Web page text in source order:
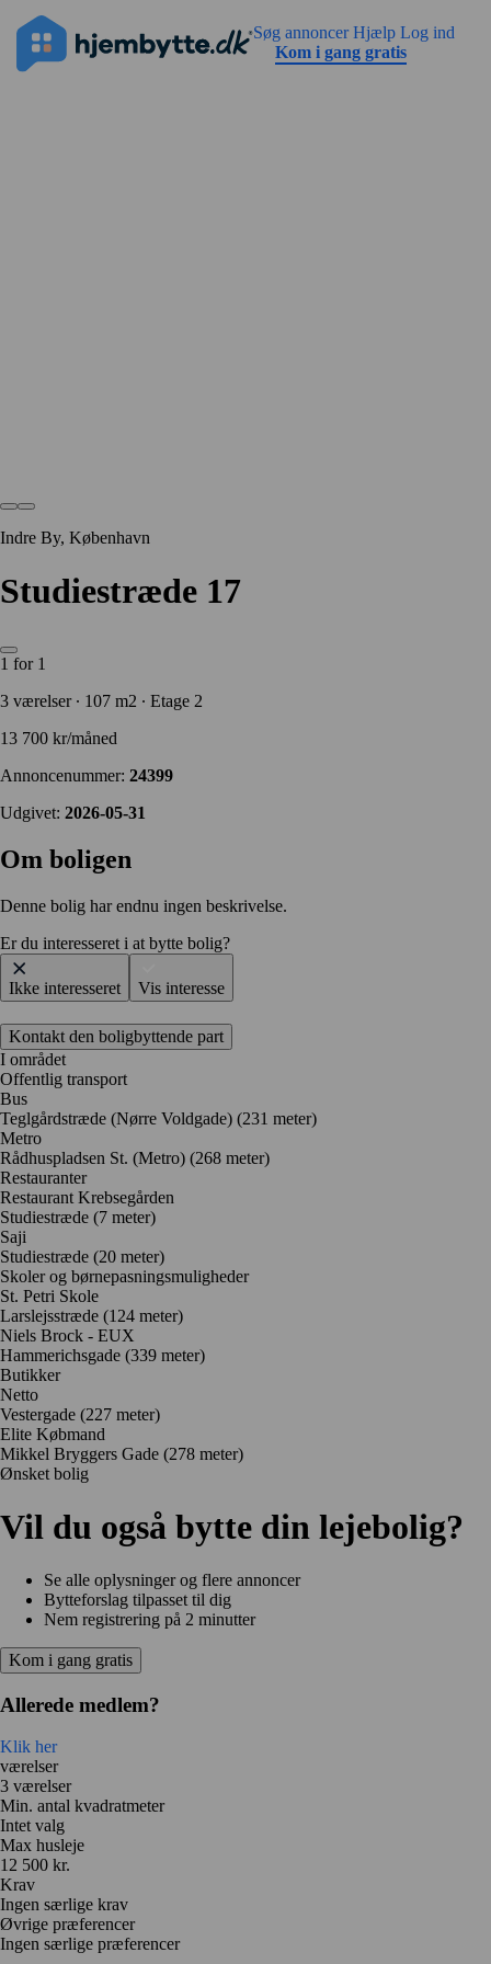
Søg annoncerHjælpLog ind
Kom i gang gratis
Annoncen har ingen billeder endnu
Gadevisning
Indre By, København
Studiestræde 17
1 for 1
3 værelser ∙ 107 m2 ∙ Etage 2
13 700 kr/måned
Annoncenummer: 24399
Udgivet: 2026-05-31
Om boligen
Denne bolig har endnu ingen beskrivelse.
Er du interesseret i at bytte bolig?
Ikke interesseret Vis interesse
Kontakt den boligbyttende part
I området
Offentlig transport
Bus
Teglgårdstræde (Nørre Voldgade) (231 meter)
Metro
Rådhuspladsen St. (Metro) (268 meter)
Restauranter
Restaurant Krebsegården
Studiestræde (7 meter)
Saji
Studiestræde (20 meter)
Skoler og børnepasningsmuligheder
St. Petri Skole
Larslejsstræde (124 meter)
Niels Brock - EUX
Hammerichsgade (339 meter)
Butikker
Netto
Vestergade (227 meter)
Elite Købmand
Mikkel Bryggers Gade (278 meter)
Ønsket bolig
Vil du også bytte din lejebolig?
Se alle oplysninger og flere annoncer
Bytteforslag tilpasset til dig
Nem registrering på 2 minutter
Kom i gang gratis
Allerede medlem?
Klik her
værelser
3 værelser
Min. antal kvadratmeter
Intet valg
Max husleje
12 500 kr.
Krav
Ingen særlige krav
Øvrige præferencer
Ingen særlige præferencer